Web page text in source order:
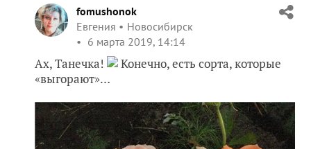
fomushonok
Евгения
Новосибирск
6 марта 2019, 14:14
Ах, Танечка!
Конечно, есть сорта, которые
«выгорают»…